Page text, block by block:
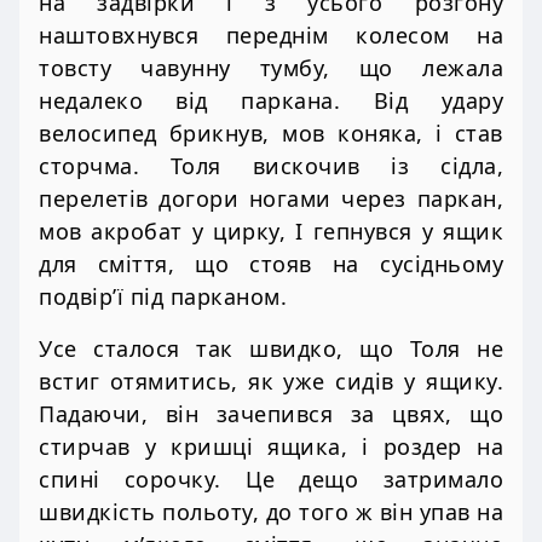
наштовхнувся переднім колесом на
товсту чавунну тумбу, що лежала
недалеко від паркана. Від удару
велосипед брикнув, мов коняка, і став
сторчма. Толя вискочив із сідла,
перелетів догори ногами через паркан,
мов акробат у цирку, І гепнувся у ящик
для сміття, що стояв на сусідньому
подвір’ї під парканом.
Усе сталося так швидко, що Толя не
встиг отямитись, як уже сидів у ящику.
Падаючи, він зачепився за цвях, що
стирчав у кришці ящика, і роздер на
спині сорочку. Це дещо затримало
швидкість польоту, до того ж він упав на